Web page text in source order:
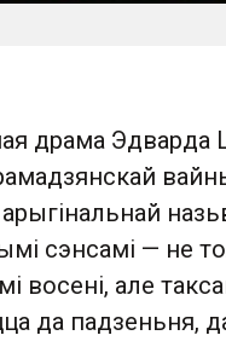
драма Эдварда
сэнсамі — не
восені, але
да падзеньня,